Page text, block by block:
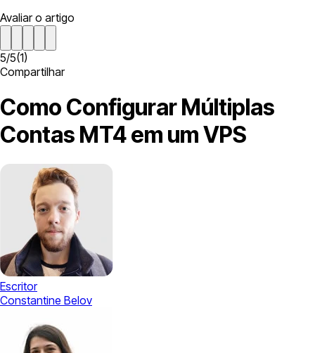
Avaliar o artigo
5/5(1)
Compartilhar
Como Configurar Múltiplas
Contas MT4 em um VPS
Escritor
Constantine Belov